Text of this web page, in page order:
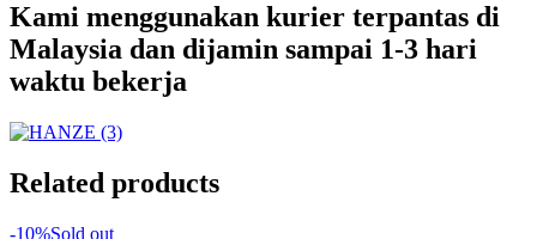
Kami menggunakan kurier terpantas di
Malaysia dan dijamin sampai 1-3 hari
waktu bekerja
Related products
-10%Sold out